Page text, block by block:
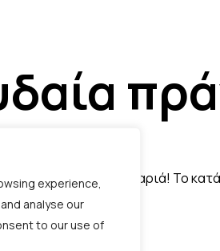
experience,
analyse our
to our use of
μεγάλο είναι στα σκαριά! Το